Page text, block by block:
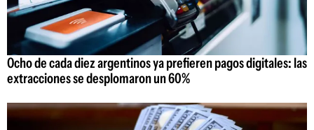
Ocho de cada diez argentinos ya prefieren pagos digitales: las
extracciones se desplomaron un 60%